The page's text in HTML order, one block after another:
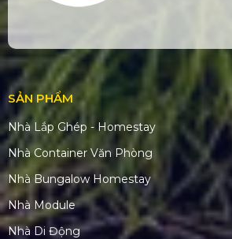
SẢN PHẨM
Nhà Lắp Ghép - Homestay
Nhà Container Văn Phòng
Nhà Bungalow Homestay
Nhà Module
Nhà Di Động